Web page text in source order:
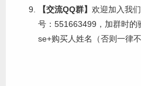
【交流QQ群】 欢迎加入我
号：551663499，加群时的
se+购买人姓名（否则一律不